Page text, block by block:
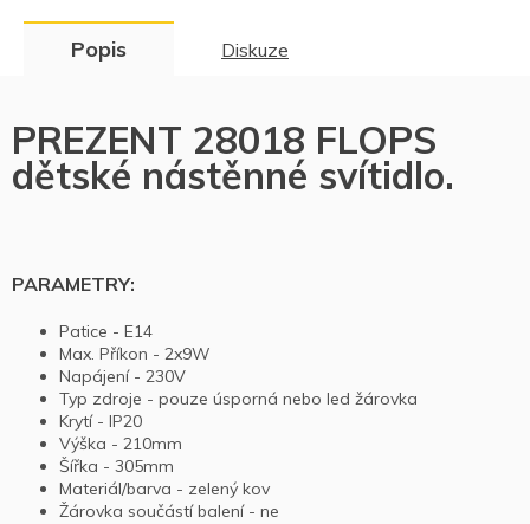
Popis Diskuze
PREZENT 28018 FLOPS
dětské nástěnné svítidlo.
PARAMETRY:
Patice - E14
Max. Příkon - 2x9W
Napájení - 230V
Typ zdroje - pouze úsporná nebo led žárovka
Krytí - IP20
Výška - 210mm
Šířka - 305mm
Materiál/barva - zelený kov
Žárovka součástí balení - ne